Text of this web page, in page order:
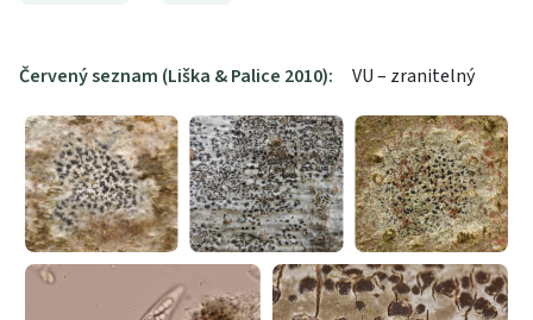
Červený seznam (Liška & Palice 2010): VU – zranitelný